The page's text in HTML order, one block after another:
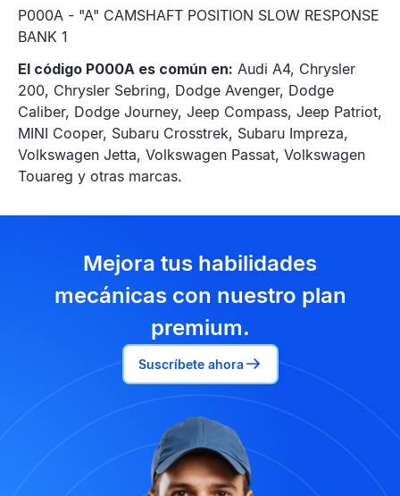
P000A - "A" CAMSHAFT POSITION SLOW RESPONSE
BANK 1
El código P000A es común en: Audi A4, Chrysler
200, Chrysler Sebring, Dodge Avenger, Dodge
Caliber, Dodge Journey, Jeep Compass, Jeep Patriot,
MINI Cooper, Subaru Crosstrek, Subaru Impreza,
Volkswagen Jetta, Volkswagen Passat, Volkswagen
Touareg y otras marcas.
Mejora tus habilidades
mecánicas con nuestro plan
premium.
Suscríbete ahora